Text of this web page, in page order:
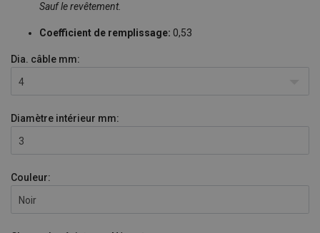
Sauf le revêtement.
Coefficient de remplissage: 0,53
Dia. câble mm:
4
Diamètre intérieur mm:
3
Couleur:
Noir